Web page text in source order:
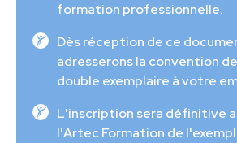
formation professionnelle.
Dès réception de ce
adresserons la convention
double exemplaire à votre
L'inscription sera définitive
l'Artec Formation de